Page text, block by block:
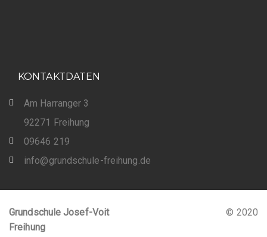
KONTAKTDATEN
Am Harranger 3
92271 Freihung
09646 219
info@grundschule-freihung.de
Grundschule Josef-Voit
Freihung
© 2020